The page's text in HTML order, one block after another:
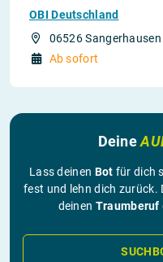
OBI Deutschland
06526 Sangerhausen
Ab sofort
Deine
Lass deinen Bot für dich
fest und lehn dich zurück.
deinen Traumberuf